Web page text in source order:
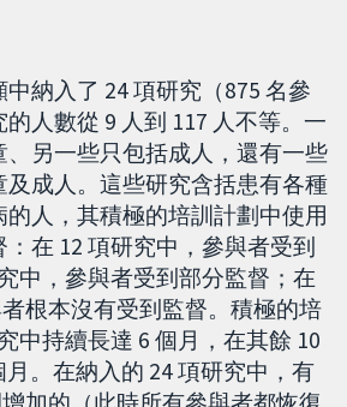
納入了 24 項研究（875 名參
人數從 9 人到 117 人不等。一
另一些只包括成人，還有一些
成人。這些研究含括患有各種
人，其積極的培訓計劃中使用
在 12 項研究中，參與者受到
中，參與者受到部分監督；在
根本沒有受到監督。積極的培
中持續長達 6 個月，在其餘 10
。在納入的 24 項研究中，有